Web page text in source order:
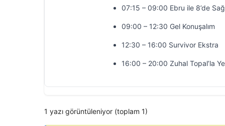
07:15 – 09:00 Ebru ile 8’de
09:00 – 12:30 Gel Konuşalım
12:30 – 16:00 Survivor Ekstra
16:00 – 20:00 Zuhal Topal’la
1 yazı görüntüleniyor (toplam 1)